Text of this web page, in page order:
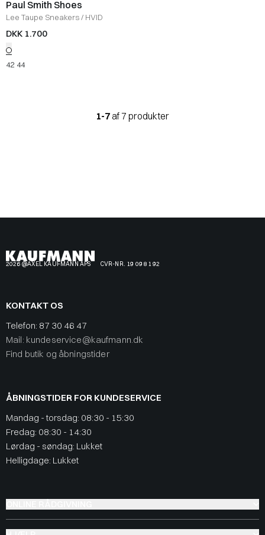
Paul Smith Shoes
Lee Taupe Sneakers/ HVID
DKK 1.700
42 44
1-7 af 7 produkter
2026 @AXEL KAUFMANN APS CVR-NR. 19 09 81 92
KONTAKT OS
Telefon: 87 30 46 47
Mail: kundeservice@kaufmann.dk
Find butik og åbningstider
ÅBNINGSTIDER FOR KUNDESERVICE
Mandag - torsdag: 08:30 - 15:30
Fredag: 08:30 - 14:30
Lørdag - søndag: Lukket
Helligdage: Lukket